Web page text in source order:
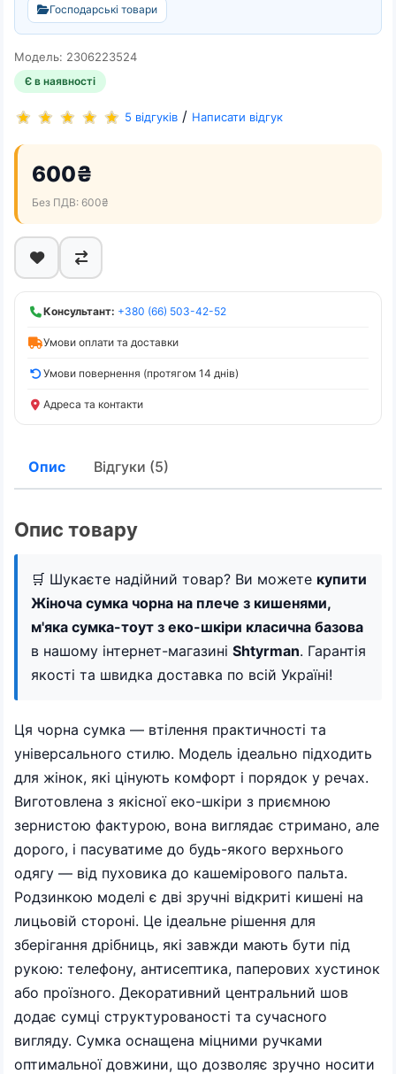
Господарські товари
Модель: 2306223524
Є в наявності
5 відгуків / Написати відгук
600₴
Без ПДВ: 600₴
Консультант: +380 (66) 503-42-52
Умови оплати та доставки
Умови повернення (протягом 14 днів)
Адреса та контакти
Опис Відгуки (5)
Опис товару
🛒 Шукаєте надійний товар? Ви можете купити
Жіноча сумка чорна на плече з кишенями,
м'яка сумка-тоут з еко-шкіри класична базова
в нашому інтернет-магазині Shtyrman. Гарантія
якості та швидка доставка по всій Україні!
Ця чорна сумка — втілення практичності та
універсального стилю. Модель ідеально підходить
для жінок, які цінують комфорт і порядок у речах.
Виготовлена з якісної еко-шкіри з приємною
зернистою фактурою, вона виглядає стримано, але
дорого, і пасуватиме до будь-якого верхнього
одягу — від пуховика до кашемірового пальта.
Родзинкою моделі є дві зручні відкриті кишені на
лицьовій стороні. Це ідеальне рішення для
зберігання дрібниць, які завжди мають бути під
рукою: телефону, антисептика, паперових хустинок
або проїзного. Декоративний центральний шов
додає сумці структурованості та сучасного
вигляду. Сумка оснащена міцними ручками
оптимальної довжини, що дозволяє зручно носити